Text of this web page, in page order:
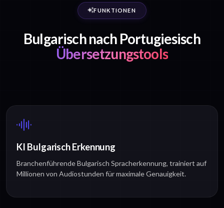
FUNKTIONEN
Bulgarisch nach Portugiesisch
Übersetzungstools
KI Bulgarisch Erkennung
Branchenführende Bulgarisch Spracherkennung, trainiert auf
Millionen von Audiostunden für maximale Genauigkeit.